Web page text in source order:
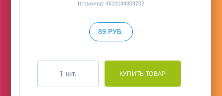
Штрихкод: 4610144809702
89 РУБ.
шт.